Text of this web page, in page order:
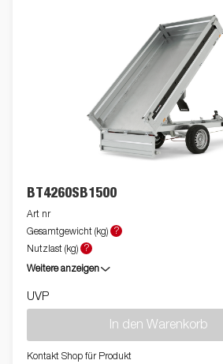
BT4260SB1500
Art nr
Gesamtgewicht (kg)
?
Nutzlast (kg)
?
Weitere anzeigen
UVP
In den Warenkorb
Kontakt Shop für Produkt